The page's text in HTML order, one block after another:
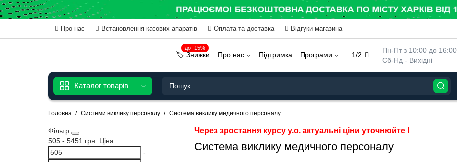
Про нас Встановлення касових апаратів Оплата та доставка Відгуки магазина
Пн-Пт з 10:00 до 16:00,
Сб-Нд - Вихідні
1/2
до -15%
🏷️ Знижки Про нас Підтримка Програми
Каталог товарів
Головна Системи виклику персоналу Система виклику медичного персоналу
Фільтр
505 - 5451 грн. Ціна
-
Через зростання курсу у.о. актуальні ціни уточнюйте !
Система виклику медичного персоналу